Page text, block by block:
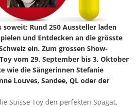
Rund 250 Aussteller laden
und Entdecken an die grösste
ein. Zum grossen Show-
vom 29. September bis 3. Oktober
wie die Sängerinnen Stefanie
Louves, Sandee, QL oder der
Suisse Toy den perfekten Spagat,